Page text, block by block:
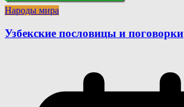
Народы мира
Узбекские пословицы и поговорки